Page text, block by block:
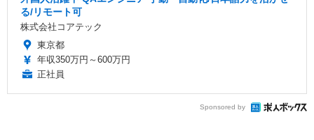
る/リモート可
株式会社コアテック
東京都
年収350万円～600万円
正社員
Sponsored by